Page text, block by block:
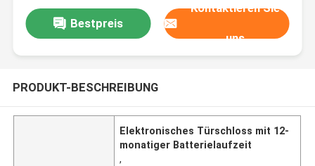
Bestpreis
Kontaktieren Sie
uns
PRODUKT-BESCHREIBUNG
Elektronisches Türschloss mit 12-
monatiger Batterielaufzeit
,